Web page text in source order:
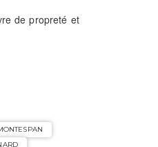
de propreté et